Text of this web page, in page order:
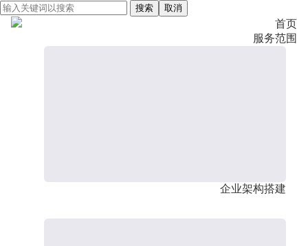
搜索 取消
首页
服务范围
企业架构搭建